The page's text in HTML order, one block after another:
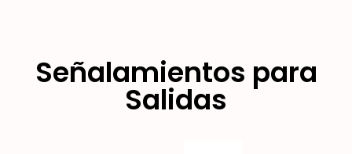
Señalamientos para
Salidas